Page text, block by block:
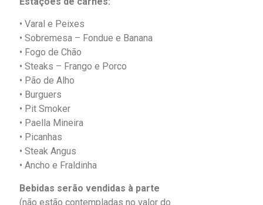
• Varal e Peixes
• Sobremesa – Fondue e Banana
• Fogo de Chão
• Steaks – Frango e Porco
• Pão de Alho
• Burguers
• Pit Smoker
• Paella Mineira
• Picanhas
• Steak Angus
• Ancho e Fraldinha
Bebidas serão vendidas à parte
(não estão contempladas no valor do